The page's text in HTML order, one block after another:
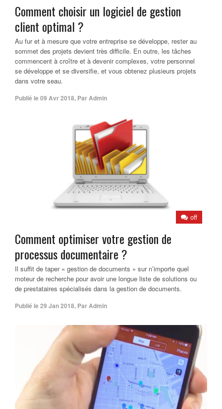
Comment choisir un logiciel de gestion
client optimal ?
Au fur et à mesure que votre entreprise se développe, rester au
sommet des projets devient très difficile. En outre, les tâches
commencent à croître et à devenir complexes, votre personnel
se développe et se diversifie, et vous obtenez plusieurs projets
dans votre seau.
Publié le09 Avr 2018, ParAdmin
off
Comment optimiser votre gestion de
processus documentaire ?
Il suffit de taper « gestion de documents » sur n’importe quel
moteur de recherche pour avoir une longue liste de solutions ou
de prestataires spécialisés dans la gestion de documents.
Publié le29 Jan 2018, ParAdmin